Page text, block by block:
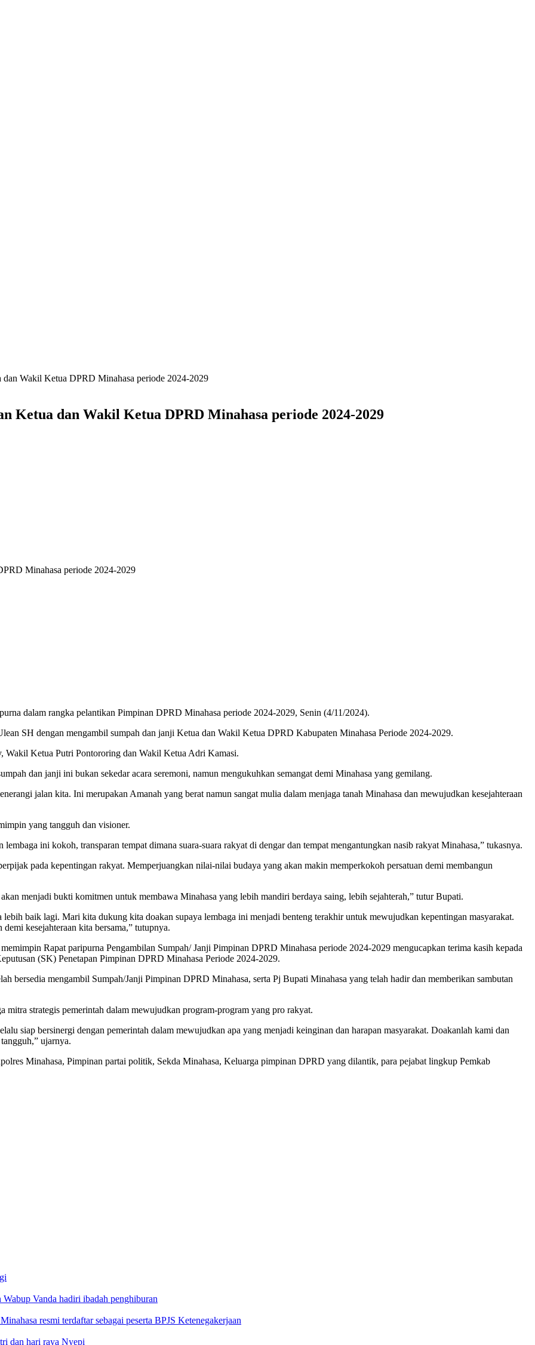
Wakil Ketua DPRD Minahasa periode 2024-2029
Ketua dan Wakil Ketua DPRD Minahasa periode 2024-2029
Minahasa periode 2024-2029
dalam rangka pelantikan Pimpinan DPRD Minahasa periode 2024-2029, Senin (4/11/2024).
SH dengan mengambil sumpah dan janji Ketua dan Wakil Ketua DPRD Kabupaten Minahasa Periode 2024-2029.
Ketua Putri Pontororing dan Wakil Ketua Adri Kamasi.
dan janji ini bukan sekedar acara seremoni, namun mengukuhkan semangat demi Minahasa yang gemilang.
jalan kita. Ini merupakan Amanah yang berat namun sangat mulia dalam menjaga tanah Minahasa dan mewujudkan kesejahteraan
yang tangguh dan visioner.
ini kokoh, transparan tempat dimana suara-suara rakyat di dengar dan tempat mengantungkan nasib rakyat Minahasa,” tukasnya.
pada kepentingan rakyat. Memperjuangkan nilai-nilai budaya yang akan makin memperkokoh persatuan demi membangun
menjadi bukti komitmen untuk membawa Minahasa yang lebih mandiri berdaya saing, lebih sejahterah,” tutur Bupati.
baik lagi. Mari kita dukung kita doakan supaya lembaga ini menjadi benteng terakhir untuk mewujudkan kepentingan masyarakat.
kesejahteraan kita bersama,” tutupnya.
Rapat paripurna Pengambilan Sumpah/ Janji Pimpinan DPRD Minahasa periode 2024-2029 mengucapkan terima kasih kepada
(SK) Penetapan Pimpinan DPRD Minahasa Periode 2024-2029.
bersedia mengambil Sumpah/Janji Pimpinan DPRD Minahasa, serta Pj Bupati Minahasa yang telah hadir dan memberikan sambutan
strategis pemerintah dalam mewujudkan program-program yang pro rakyat.
siap bersinergi dengan pemerintah dalam mewujudkan apa yang menjadi keinginan dan harapan masyarakat. Doakanlah kami dan
ujarnya.
Minahasa, Pimpinan partai politik, Sekda Minahasa, Keluarga pimpinan DPRD yang dilantik, para pejabat lingkup Pemkab
Vanda hadiri ibadah penghiburan
resmi terdaftar sebagai peserta BPJS Ketenegakerjaan
dan hari raya Nyepi